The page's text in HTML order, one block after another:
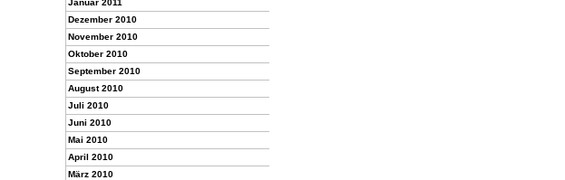
Januar 2011
Dezember 2010
November 2010
Oktober 2010
September 2010
August 2010
Juli 2010
Juni 2010
Mai 2010
April 2010
März 2010